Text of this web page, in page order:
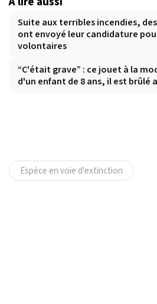
Suite aux terribles incendies,
ont envoyé leur candidature
volontaires
“C'était grave” : ce jouet à la
d'un enfant de 8 ans, il est brûlé
Espèce en voie d'extinction